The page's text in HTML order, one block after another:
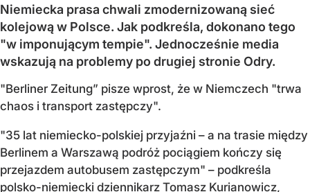
Niemiecka prasa chwali zmodernizowaną sieć
kolejową w Polsce. Jak podkreśla, dokonano tego
"w imponującym tempie". Jednocześnie media
wskazują na problemy po drugiej stronie Odry.
"Berliner Zeitung” pisze wprost, że w Niemczech "trwa
chaos i transport zastępczy".
"35 lat niemiecko-polskiej przyjaźni – a na trasie między
Berlinem a Warszawą podróż pociągiem kończy się
przejazdem autobusem zastępczym" – podkreśla
polsko-niemiecki dziennikarz Tomasz Kurianowicz,